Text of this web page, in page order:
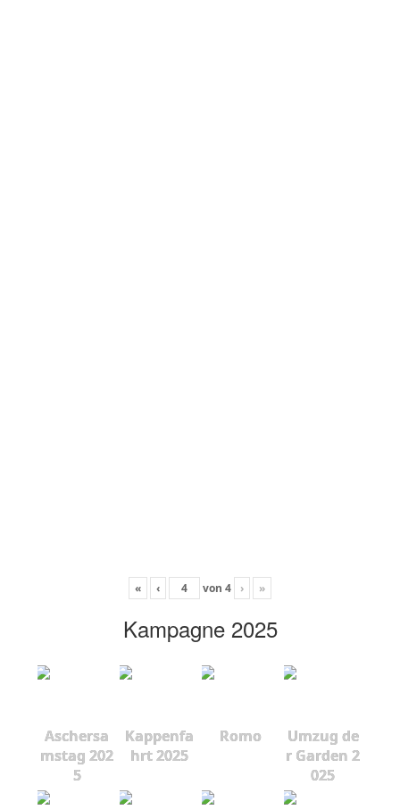
« ‹ von 4 › »
Kampagne 2025
Aschersa
mstag 202
5
Kappenfa
hrt 2025
Romo
Umzug de
r Garden 2
025